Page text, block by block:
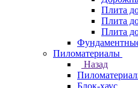
Плита
Плита
Плита
Пиломатериалы
Назад
Блок-хаус